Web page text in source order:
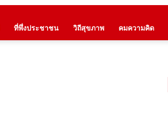
ที่พึ่งประชาชน วิถีสุขภาพ คมความคิด